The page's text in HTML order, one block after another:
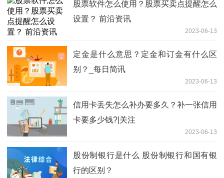
股票软件怎么使用？股票买卖点提醒怎么
设置？ 前沿资讯
2023-06-13
定金是什么意思？定金和订金有什么区
别？_每日简讯
2023-06-13
信用卡丢失怎么补办要多久？补一张信用
卡要多少钱?|关注
2023-06-13
股份制银行是什么 股份制银行和国有银
行的区别？